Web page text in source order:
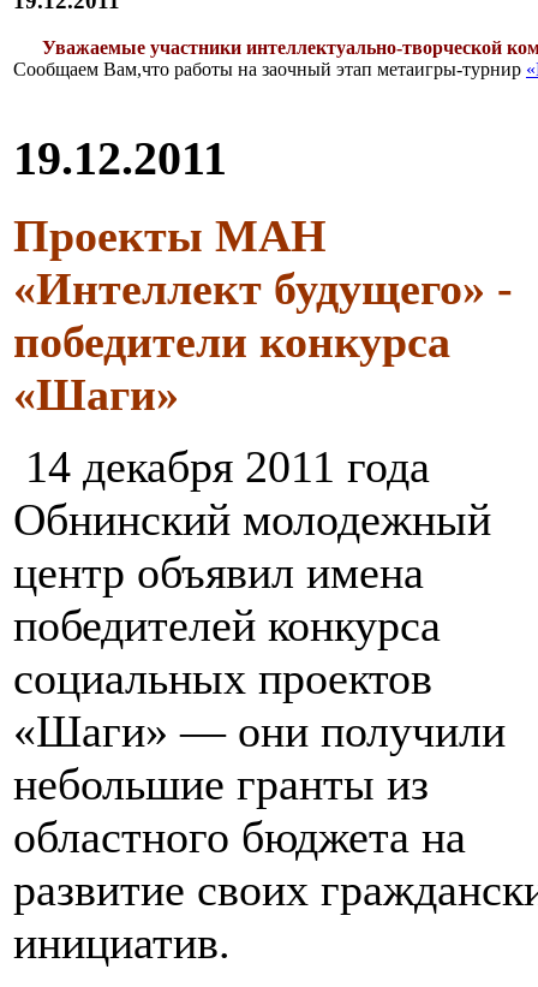
Уважаемые участники интеллектуально-
Сообщаем Вам,что работы на заочный этап метаигры-турнир
19.12.2011
Проекты МАН
«Интеллект будущего» -
победители конкурса
«Шаги»
14 декабря 2011 года
Обнинский молодежный
центр объявил имена
победителей конкурса
социальных проектов
«Шаги» — они получили
небольшие гранты из
областного бюджета на
развитие своих
инициатив.